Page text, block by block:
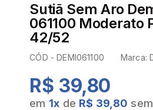
Sutiã Sem Aro
061100 Moderato
42/52
CÓD -DEMI061100 Marca:
R$ 39,80
em 1x de R$ 39,80